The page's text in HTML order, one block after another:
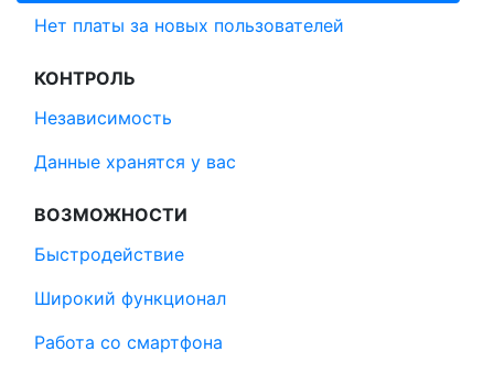
Нет платы за новых пользователей
КОНТРОЛЬ
Независимость
Данные хранятся у вас
ВОЗМОЖНОСТИ
Быстродействие
Широкий функционал
Работа со смартфона